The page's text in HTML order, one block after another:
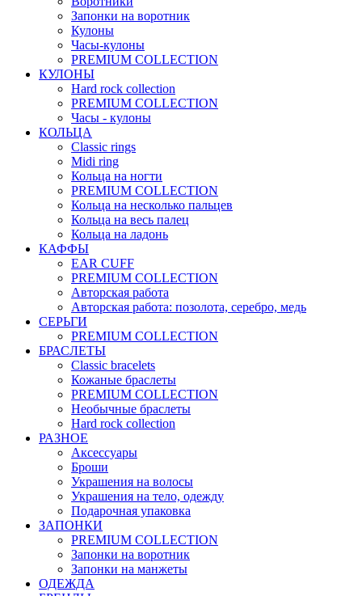
Запонки на воротник
Кулоны
Часы-кулоны
PREMIUM COLLECTION
КУЛОНЫ
Hard rock collection
PREMIUM COLLECTION
Часы - кулоны
КОЛЬЦА
Classic rings
Midi ring
Кольца на ногти
PREMIUM COLLECTION
Кольца на несколько пальцев
Кольца на весь палец
Кольца на ладонь
КАФФЫ
EAR CUFF
PREMIUM COLLECTION
Авторская работа
Авторская работа: позолота, серебро, медь
СЕРЬГИ
PREMIUM COLLECTION
БРАСЛЕТЫ
Classic bracelets
Кожаные браслеты
PREMIUM COLLECTION
Необычные браслеты
Hard rock collection
РАЗНОЕ
Аксессуары
Броши
Украшения на волосы
Украшения на тело, одежду
Подарочная упаковка
ЗАПОНКИ
PREMIUM COLLECTION
Запонки на воротник
Запонки на манжеты
ОДЕЖДА